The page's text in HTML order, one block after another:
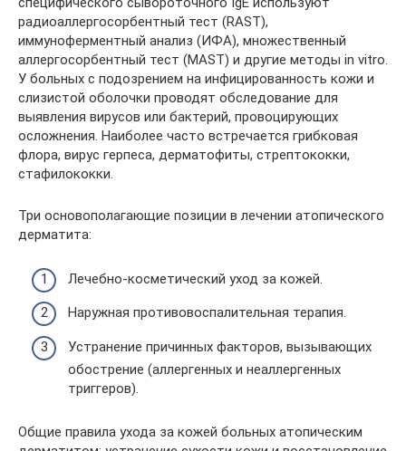
радиоаллергосорбентный тест (RAST),
иммуноферментный анализ (ИФА), множественный
аллергосорбентный тест (MAST) и другие методы in vitro.
У больных с подозрением на инфицированность кожи и
слизистой оболочки проводят обследование для
выявления вирусов или бактерий, провоцирующих
осложнения. Наиболее часто встречается грибковая
флора, вирус герпеса, дерматофиты, стрептококки,
стафилококки.
Три основополагающие позиции в лечении атопического
дерматита:
Лечебно-косметический уход за кожей.
Наружная противовоспалительная терапия.
Устранение причинных факторов, вызывающих
обострение (аллергенных и неаллергенных
триггеров).
Общие правила ухода за кожей больных атопическим